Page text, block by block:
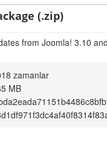
(.zip)
from Joomla! 3.10
zamanlar
MB